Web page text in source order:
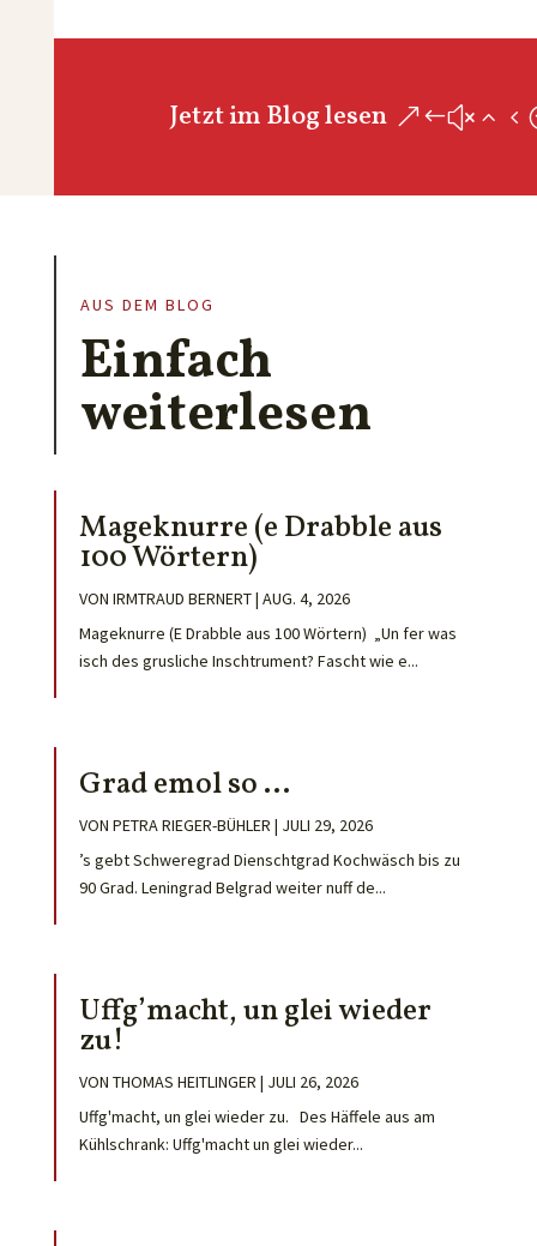
Jetzt im Blog lesen
AUS DEM BLOG
Einfach
weiterlesen
Mageknurre (e Drabble aus
100 Wörtern)
VON IRMTRAUD BERNERT| AUG. 4, 2026
Mageknurre (E Drabble aus 100 Wörtern) „Un fer was
isch des grusliche Inschtrument? Fascht wie e...
Grad emol so …
VON PETRA RIEGER-BÜHLER | JULI 29, 2026
’s gebt Schweregrad Dienschtgrad Kochwäsch bis zu
90 Grad. Leningrad Belgrad weiter nuff de...
Uffg’macht, un glei wieder
zu!
VON THOMAS HEITLINGER | JULI 26, 2026
Uffg'macht, un glei wieder zu. Des Häffele aus am
Kühlschrank: Uffg'macht un glei wieder...